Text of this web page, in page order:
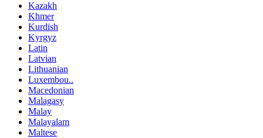
Kazakh
Khmer
Kurdish
Kyrgyz
Latin
Latvian
Lithuanian
Luxembou..
Macedonian
Malagasy
Malay
Malayalam
Maltese